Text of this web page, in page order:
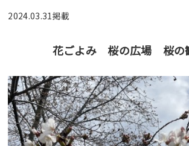
2024.03.31掲載
花ごよみ 桜の広場 桜